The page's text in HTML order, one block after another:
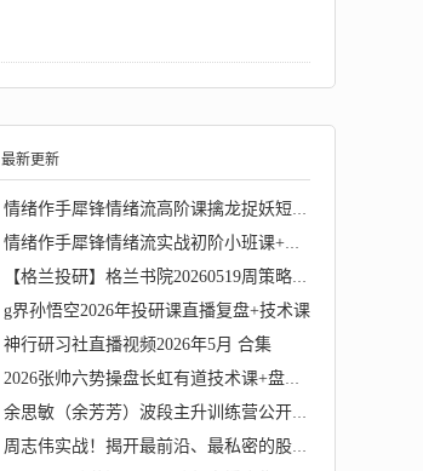
最新更新
情绪作手犀锋情绪流高阶课擒龙捉妖短线交易课...
情绪作手犀锋情绪流实战初阶小班课+高阶小班课...
【格兰投研】格兰书院20260519周策略——访华...
g界孙悟空2026年投研课直播复盘+技术课
神行研习社直播视频2026年5月 合集
2026张帅六势操盘长虹有道技术课+盘后解盘视频...
余思敏（余芳芳）波段主升训练营公开课-2025年...
周志伟实战！揭开最前沿、最私密的股票技术战...